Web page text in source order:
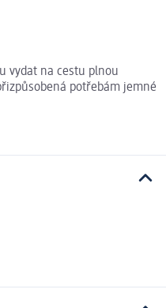
vydat na cestu plnou
potřebám jemné